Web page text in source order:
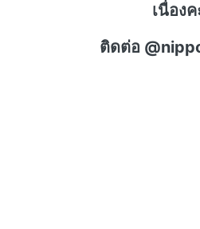
เนื่องค
ติดต่อ